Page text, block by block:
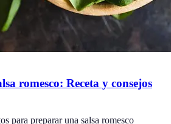
romesco: Receta y consejos
para preparar una salsa romesco